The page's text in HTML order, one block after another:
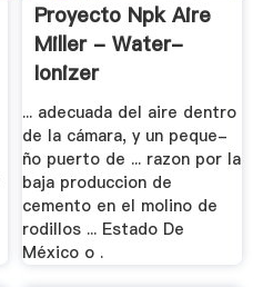
Proyecto Npk Aire
Miller - Water-
Ionizer
... adecuada del aire dentro
de la cámara, y un peque-
ño puerto de ... razon por la
baja produccion de
cemento en el molino de
rodillos ... Estado De
México o .